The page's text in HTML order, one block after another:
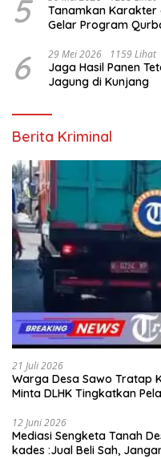
5
Tanamkan Karakter
Gelar Program
6 29 Mei 2026 1159 Lihat
Jaga Hasil Panen
Jagung di Kunjang
Berita Kriminal
21 Juli 2026
Warga Desa Sawo Tratap
Minta DLHK Tingkatkan
12 Juni 2026
Mediasi Sengketa Tanah
kades :Jual Beli Sah,